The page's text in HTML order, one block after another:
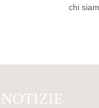
chi
NOTIZIE